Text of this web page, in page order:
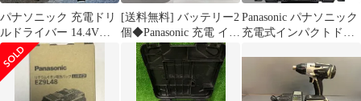
パナソニック 充電ドリ
ルドライバー 14.4V
EZ74A1LS2F-H
[送料無料] バッテリー2
個◆Panasonic 充電 イン
パクト ドライバー
EZ76A1 電動 工具 コー
ドレス パナソニック
14.4V/18V EZ9L45◆
Panasonic パナソニック
充電式インパクトドラ
18V レッド/ブラック
EZ9L54×2個 充電器
EZ0L81 【新品】